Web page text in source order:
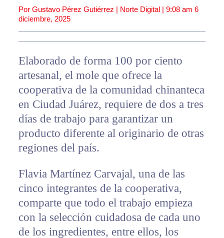
Por Gustavo Pérez Gutiérrez | Norte Digital | 9:08 am 6
diciembre, 2025
Elaborado de forma 100 por ciento
artesanal, el mole que ofrece la
cooperativa de la comunidad chinanteca
en Ciudad Juárez, requiere de dos a tres
días de trabajo para garantizar un
producto diferente al originario de otras
regiones del país.
Flavia Martínez Carvajal, una de las
cinco integrantes de la cooperativa,
comparte que todo el trabajo empieza
con la selección cuidadosa de cada uno
de los ingredientes, entre ellos, los